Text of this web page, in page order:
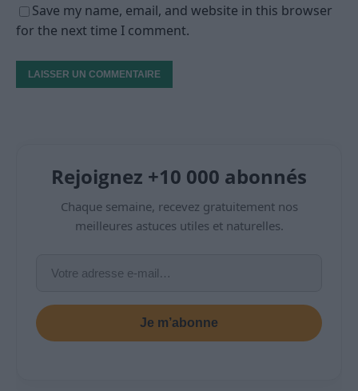
Save my name, email, and website in this browser
for the next time I comment.
Rejoignez +10 000 abonnés
Chaque semaine, recevez gratuitement nos
meilleures astuces utiles et naturelles.
Je m’abonne